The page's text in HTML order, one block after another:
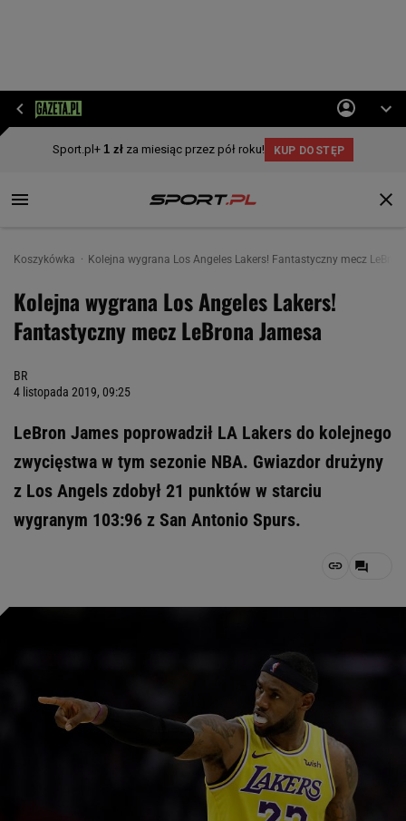
Koszykówka Kolejna wygrana Los Angeles Lakers! Fantastyczny mecz
Kolejna wygrana Los Angeles Lakers!
Fantastyczny mecz LeBrona Jamesa
BR
4 listopada 2019, 09:25
LeBron James poprowadził LA Lakers do kolejnego
zwycięstwa w tym sezonie NBA. Gwiazdor drużyny
z Los Angels zdobył 21 punktów w starciu
wygranym 103:96 z San Antonio Spurs.